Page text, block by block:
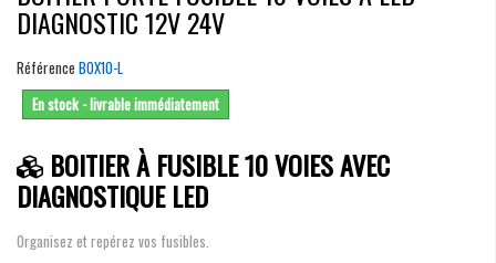
DIAGNOSTIC 12V 24V
Référence BOX10-L
En stock - livrable immédiatement
BOITIER À FUSIBLE 10 VOIES AVEC
DIAGNOSTIQUE LED
Organisez et repérez vos fusibles.